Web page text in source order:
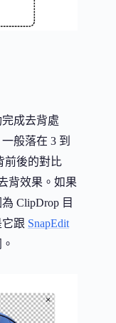
完成去背處
般落在 3 到
前後的對比
背效果。如果
ClipDrop 目
跟 SnapEdit